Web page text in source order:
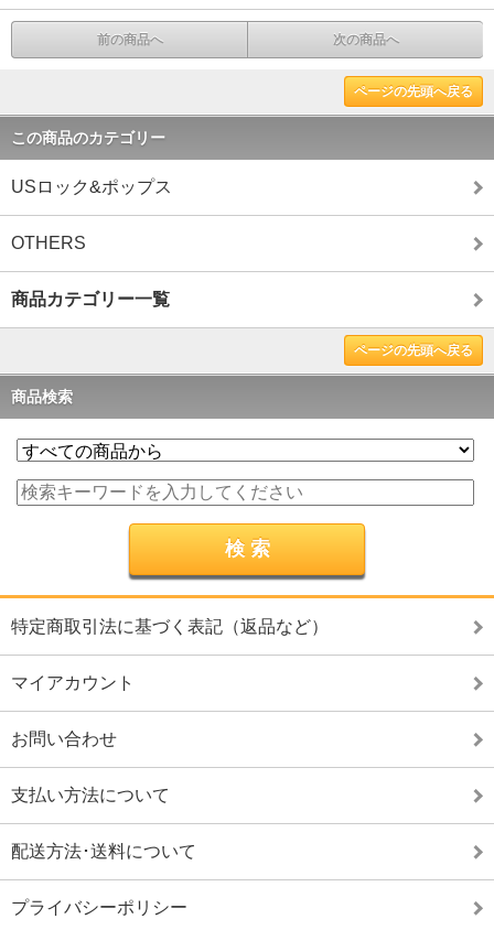
前の商品へ 次の商品へ
ページの先頭へ戻る
この商品のカテゴリー
USロック&ポップス
OTHERS
商品カテゴリー一覧
ページの先頭へ戻る
商品検索
特定商取引法に基づく表記（返品など）
マイアカウント
お問い合わせ
支払い方法について
配送方法･送料について
プライバシーポリシー